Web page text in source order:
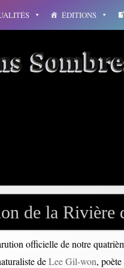
ÉDITIONS
de la Rivière
officielle de notre
deLee Gil-won,